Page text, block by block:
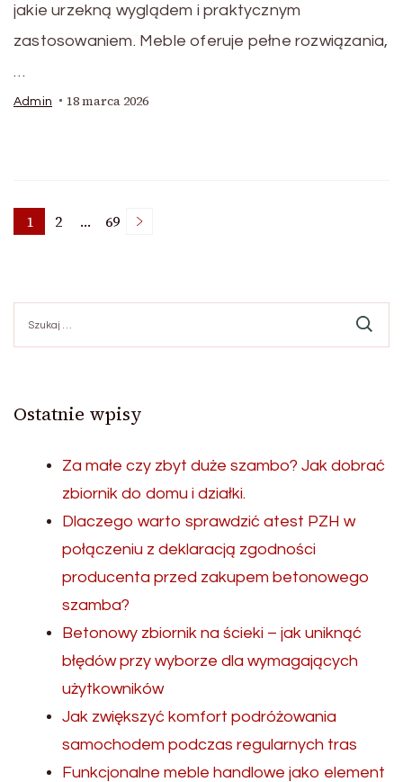
jakie urzekną wyglądem i praktycznym
zastosowaniem. Meble oferuje pełne rozwiązania,
…
Admin 18 marca 2026
Stronicowanie
wpisów
Strona
1 Strona
2 … Strona
69
Ostatnie wpisy
Za małe czy zbyt duże szambo? Jak dobrać
zbiornik do domu i działki.
Dlaczego warto sprawdzić atest PZH w
połączeniu z deklaracją zgodności
producenta przed zakupem betonowego
szamba?
Betonowy zbiornik na ścieki – jak uniknąć
błędów przy wyborze dla wymagających
użytkowników
Jak zwiększyć komfort podróżowania
samochodem podczas regularnych tras
Funkcjonalne meble handlowe jako element